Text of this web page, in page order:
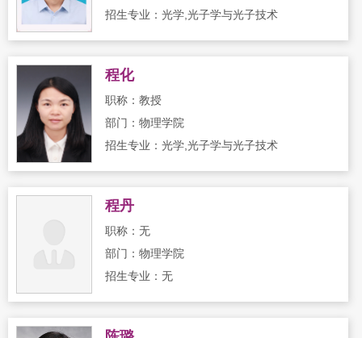
招生专业：光学,光子学与光子技术
程化
职称：教授
部门：物理学院
招生专业：光学,光子学与光子技术
程丹
职称：无
部门：物理学院
招生专业：无